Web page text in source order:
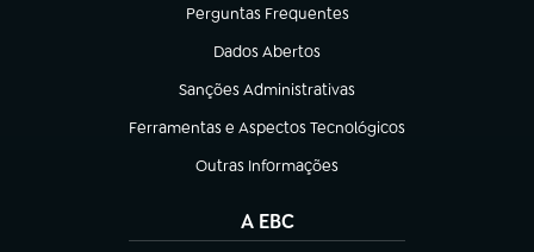
Perguntas Frequentes
(abre em nova aba)
Dados Abertos
(abre em nova aba)
Sanções Administrativas
(abre em nova aba)
Ferramentas e Aspectos Tecnológicos
(abre em nova aba)
Outras Informações
(abre em nova aba)
A EBC